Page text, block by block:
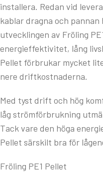
installera. Redan vid
kablar dragna och
utvecklingen av Fröling
energieffektivitet, lång
Pellet förbrukar mycket
nere driftkostnaderna.
Med tyst drift och hög
låg strömförbrukning
Tack vare den höga
Pellet särskilt bra för
Fröling PE1 Pellet